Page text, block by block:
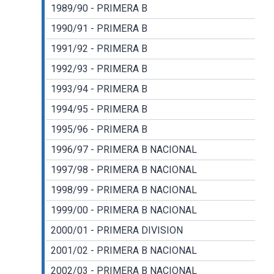
1989/90 - PRIMERA B
1990/91 - PRIMERA B
1991/92 - PRIMERA B
1992/93 - PRIMERA B
1993/94 - PRIMERA B
1994/95 - PRIMERA B
1995/96 - PRIMERA B
1996/97 - PRIMERA B NACIONAL
1997/98 - PRIMERA B NACIONAL
1998/99 - PRIMERA B NACIONAL
1999/00 - PRIMERA B NACIONAL
2000/01 - PRIMERA DIVISION
2001/02 - PRIMERA B NACIONAL
2002/03 - PRIMERA B NACIONAL